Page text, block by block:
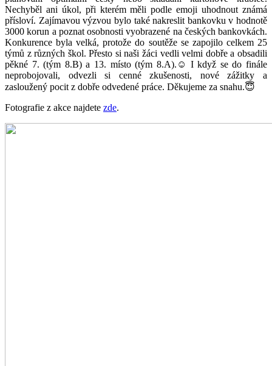
Nechyběl ani úkol, při kterém měli podle emoji uhodnout známá
přísloví. Zajímavou výzvou bylo také nakreslit bankovku v hodnotě
3000 korun a poznat osobnosti vyobrazené na českých bankovkách.
Konkurence byla velká, protože do soutěže se zapojilo celkem 25
týmů z různých škol. Přesto si naši žáci vedli velmi dobře a obsadili
pěkné 7. (tým 8.B) a 13. místo (tým 8.A).☺️ I když se do finále
neprobojovali, odvezli si cenné zkušenosti, nové zážitky a
zasloužený pocit z dobře odvedené práce. Děkujeme za snahu.😇
Fotografie z akce najdete zde.